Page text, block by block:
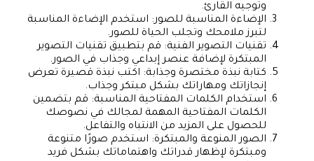
وتوجيه القارئ.
الإضاءة المناسبة للصور: استخدم الإضاءة المناسبة
لتبرز ملامحك وتجلب الحياة للصور.
تقنيات التصوير الفنية: قم بتطبيق تقنيات التصوير
المبتكرة لإضافة عنصر إبداعي وجذاب في الصور.
كتابة نبذة مختصرة وجذابة: اكتب نبذة قصيرة تعرض
إنجازاتك ومهاراتك بشكل مبتكر وجذاب.
استخدام الكلمات المفتاحية المناسبة: قم بتضمين
الكلمات المفتاحية المهمة لمجالك في نصوصك
للحصول على المزيد من الانتباه والتفاعل.
الصور المنوعة والمبتكرة: استخدم صورًا متنوعة
ومبتكرة لإظهار قدراتك واهتماماتك بشكل فريد